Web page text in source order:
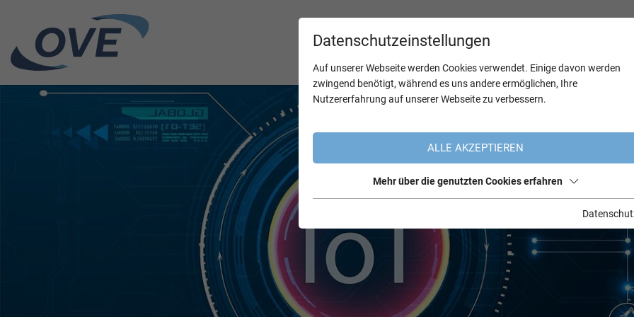
Datenschutzeinstellungen
Auf unserer Webseite werden Cookies verwendet. Einige davon werden
zwingend benötigt, während es uns andere ermöglichen, Ihre
Nutzererfahrung auf unserer Webseite zu verbessern.
ALLE AKZEPTIEREN
Mehr über die genutzten Cookies erfahren